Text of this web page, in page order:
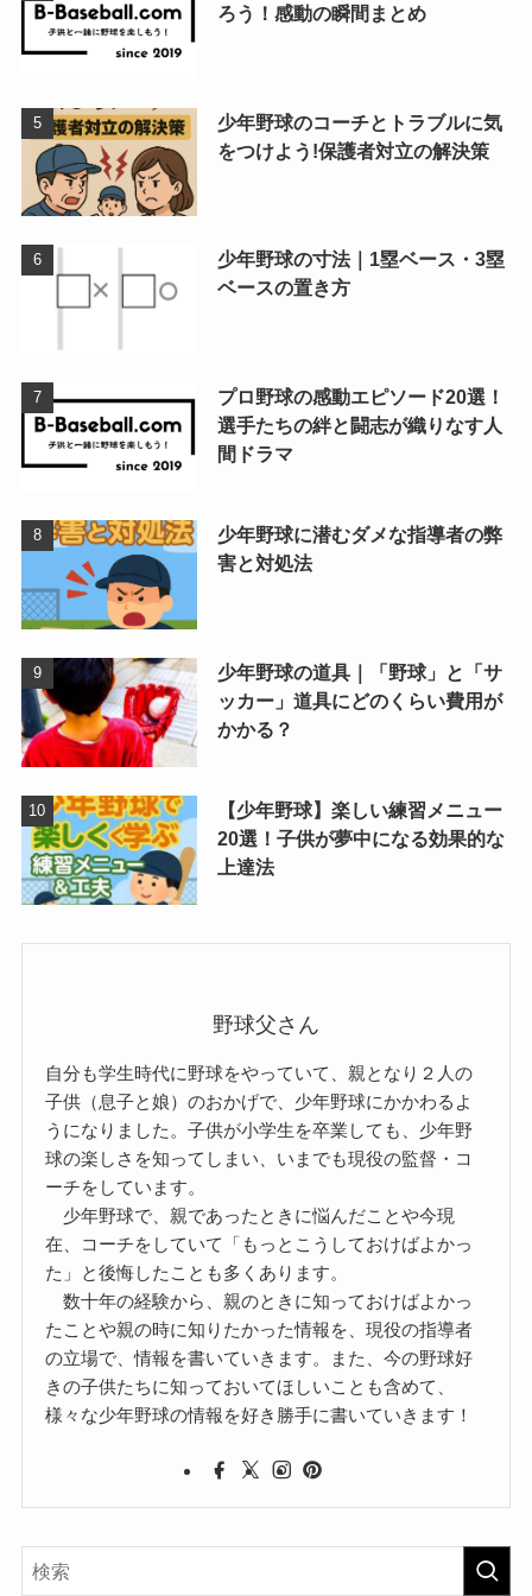
ろう！感動の瞬間まとめ
少年野球のコーチとトラブルに気
をつけよう!保護者対立の解決策
少年野球の寸法｜1塁ベース・3塁
ベースの置き方
プロ野球の感動エピソード20選！
選手たちの絆と闘志が織りなす人
間ドラマ
少年野球に潜むダメな指導者の弊
害と対処法
少年野球の道具｜「野球」と「サ
ッカー」道具にどのくらい費用が
かかる？
【少年野球】楽しい練習メニュー
20選！子供が夢中になる効果的な
上達法
野球父さん
自分も学生時代に野球をやっていて、親となり２人の
子供（息子と娘）のおかげで、少年野球にかかわるよ
うになりました。子供が小学生を卒業しても、少年野
球の楽しさを知ってしまい、いまでも現役の監督・コ
ーチをしています。
少年野球で、親であったときに悩んだことや今現
在、コーチをしていて「もっとこうしておけばよかっ
た」と後悔したことも多くあります。
数十年の経験から、親のときに知っておけばよかっ
たことや親の時に知りたかった情報を、現役の指導者
の立場で、情報を書いていきます。また、今の野球好
きの子供たちに知っておいてほしいことも含めて、
様々な少年野球の情報を好き勝手に書いていきます！